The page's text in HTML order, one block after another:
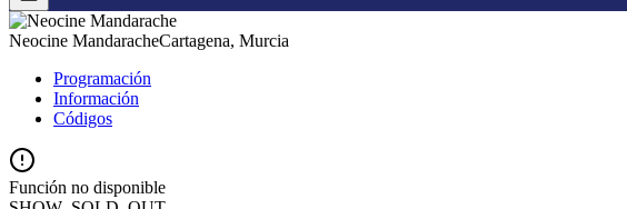
Neocine MandaracheCartagena, Murcia
Programación
Información
Códigos
Función no disponible